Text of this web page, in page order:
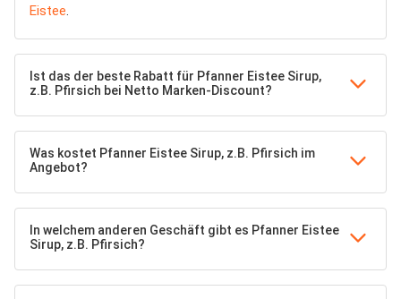
Eistee.
Ist das der beste Rabatt für Pfanner Eistee Sirup,
z.B. Pfirsich bei Netto Marken-Discount?
Was kostet Pfanner Eistee Sirup, z.B. Pfirsich im
Angebot?
In welchem anderen Geschäft gibt es Pfanner Eistee
Sirup, z.B. Pfirsich?